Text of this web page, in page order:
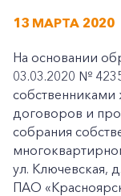
13 МАРТА 2020
На основании
03.03.2020 №
договоров и
собрания
ул. Ключевская,
ПАО